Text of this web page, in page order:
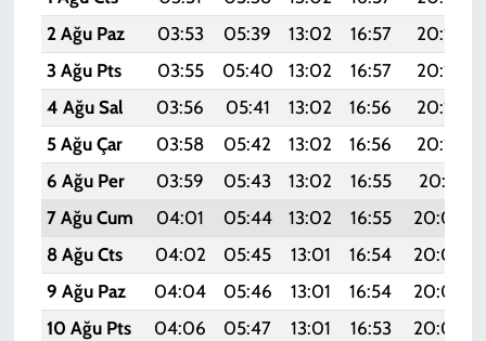
2 Ağu Paz
03:53 05:39 13:02 16:57 20:15
3 Ağu Pts
03:55 05:40 13:02 16:57 20:14
4 Ağu Sal
03:56 05:41 13:02 16:56 20:13
5 Ağu Çar
03:58 05:42 13:02 16:56 20:12
6 Ağu Per
03:59 05:43 13:02 16:55 20:11
7 Ağu Cum
04:01 05:44 13:02 16:55 20:09
8 Ağu Cts
04:02 05:45 13:01 16:54 20:08
9 Ağu Paz
04:04 05:46 13:01 16:54 20:07
10 Ağu Pts
04:06 05:47 13:01 16:53 20:05